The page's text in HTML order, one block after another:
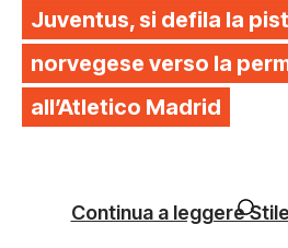
Juventus, si defila la
norvegese verso la
all’Atletico Madrid
Continua a leggere